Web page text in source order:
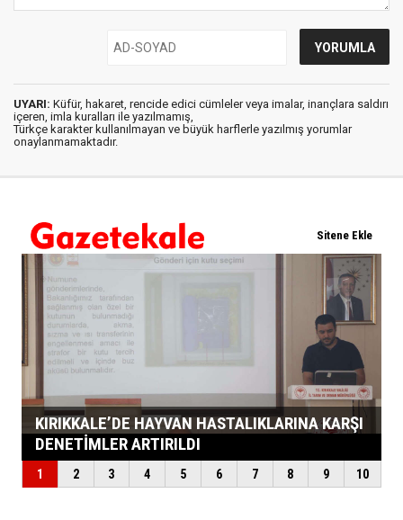
UYARI: Küfür, hakaret, rencide edici cümleler veya imalar, inançlara saldırı
içeren, imla kuralları ile yazılmamış,
Türkçe karakter kullanılmayan ve büyük harflerle yazılmış yorumlar
onaylanmamaktadır.